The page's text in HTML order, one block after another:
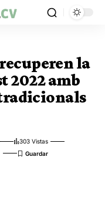
la
2022 amb
303 Vistas